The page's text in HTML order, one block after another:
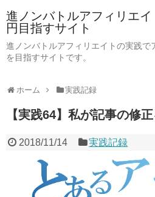
進ノンバトルアフィリエ
円目指すサイト
進ノンバトルアフィリエイトの実践で
を目指すサイトです。
ホーム 実践記録
【実践64】私が記事の修
2018/11/14 実践記録